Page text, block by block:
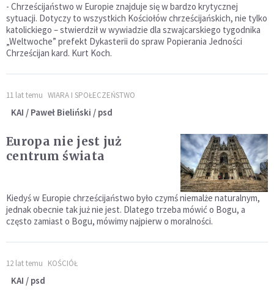
- Chrześcijaństwo w Europie znajduje się w bardzo krytycznej
sytuacji. Dotyczy to wszystkich Kościołów chrześcijańskich, nie tylko
katolickiego – stwierdził w wywiadzie dla szwajcarskiego tygodnika
„Weltwoche” prefekt Dykasterii do spraw Popierania Jedności
Chrześcijan kard. Kurt Koch.
11 lat temu WIARA I SPOŁECZEŃSTWO
KAI / Paweł Bieliński / psd
Europa nie jest już
centrum świata
Kiedyś w Europie chrześcijaństwo było czymś niemalże naturalnym,
jednak obecnie tak już nie jest. Dlatego trzeba mówić o Bogu, a
często zamiast o Bogu, mówimy najpierw o moralności.
12 lat temu KOŚCIÓŁ
KAI / psd